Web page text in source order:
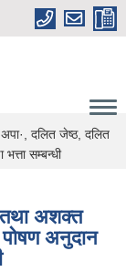
दलित जेष्ठ, दलित
सम्बन्धी
अशक्त
पोषण अनुदान